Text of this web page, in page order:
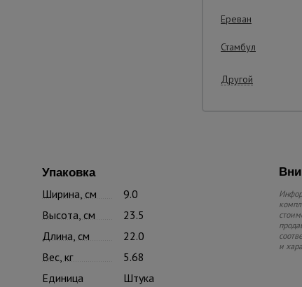
Упаковка
Ширина, см
9.0
Высота, см
23.5
Длина, см
22.0
Вес, кг
5.68
Единица
Штука
и
Ереван
Стамбул
Другой